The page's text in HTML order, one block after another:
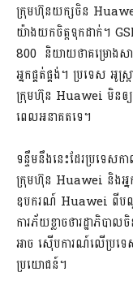
ក្រុមហ៊ុនយក្សចិន
យ៉ាងយកចិត្តទុកដាក់។
800 និយាយថាគម្រោងស
អ្នកផ្គត់ផ្គង់។ ប្រទេស អូ
ក្រុមហ៊ុន Huawei មិនឲ្យ
ពេលអនាគតទេ។
ទន្ទឹមនឹងនេះដែរប្រទេស
ក្រុមហ៊ុន Huawei និងអ្ន
ឧបករណ៍ Huawei ពីបណ្ត
ការភ័យខ្លាចថារដ្ឋាភិប
អាច ស៊ើបការណ៍លើប្រទ
ប្រយោជន៍។